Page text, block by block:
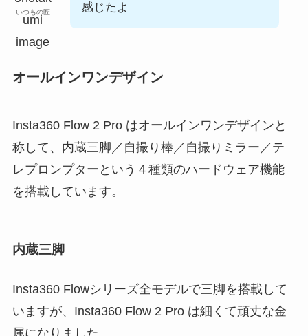
いつもの匠
感じたよ
オールインワンデザイン
Insta360 Flow 2 Pro はオールインワンデザインと
称して、内蔵三脚／自撮り棒／自撮りミラー／テ
レプロンプターという４種類のハードウェア機能
を搭載しています。
内蔵三脚
Insta360 Flowシリーズ全モデルで三脚を搭載して
いますが、Insta360 Flow 2 Pro は細くて頑丈な金